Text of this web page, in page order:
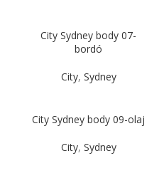
City Sydney body 07-
bordó
City, Sydney
City Sydney body 09-olaj
City, Sydney